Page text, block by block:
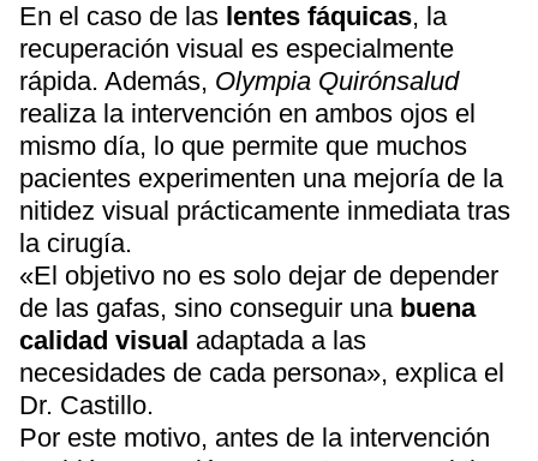
En el caso de las lentes fáquicas, la
recuperación visual es especialmente
rápida. Además, Olympia Quirónsalud
realiza la intervención en ambos ojos el
mismo día, lo que permite que muchos
pacientes experimenten una mejoría de la
nitidez visual prácticamente inmediata tras
la cirugía.
«El objetivo no es solo dejar de depender
de las gafas, sino conseguir una buena
calidad visual adaptada a las
necesidades de cada persona», explica el
Dr. Castillo.
Por este motivo, antes de la intervención